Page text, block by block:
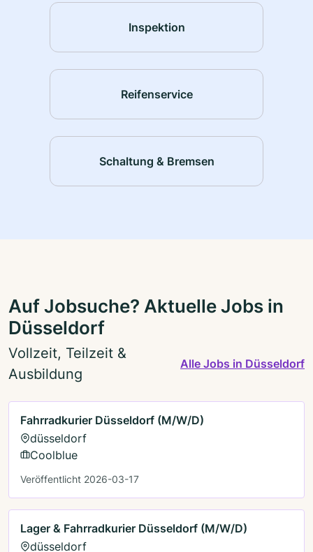
Inspektion
Reifenservice
Schaltung & Bremsen
Auf Jobsuche? Aktuelle Jobs in
Düsseldorf
Vollzeit, Teilzeit &
Ausbildung
Alle Jobs in Düsseldorf
Fahrradkurier Düsseldorf (M/W/D)
düsseldorf
Coolblue
Veröffentlicht 2026-03-17
Lager & Fahrradkurier Düsseldorf (M/W/D)
düsseldorf